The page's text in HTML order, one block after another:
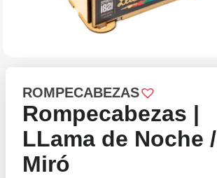
ROMPECABEZAS
Rompecabezas |
LLama de Noche /
Miró